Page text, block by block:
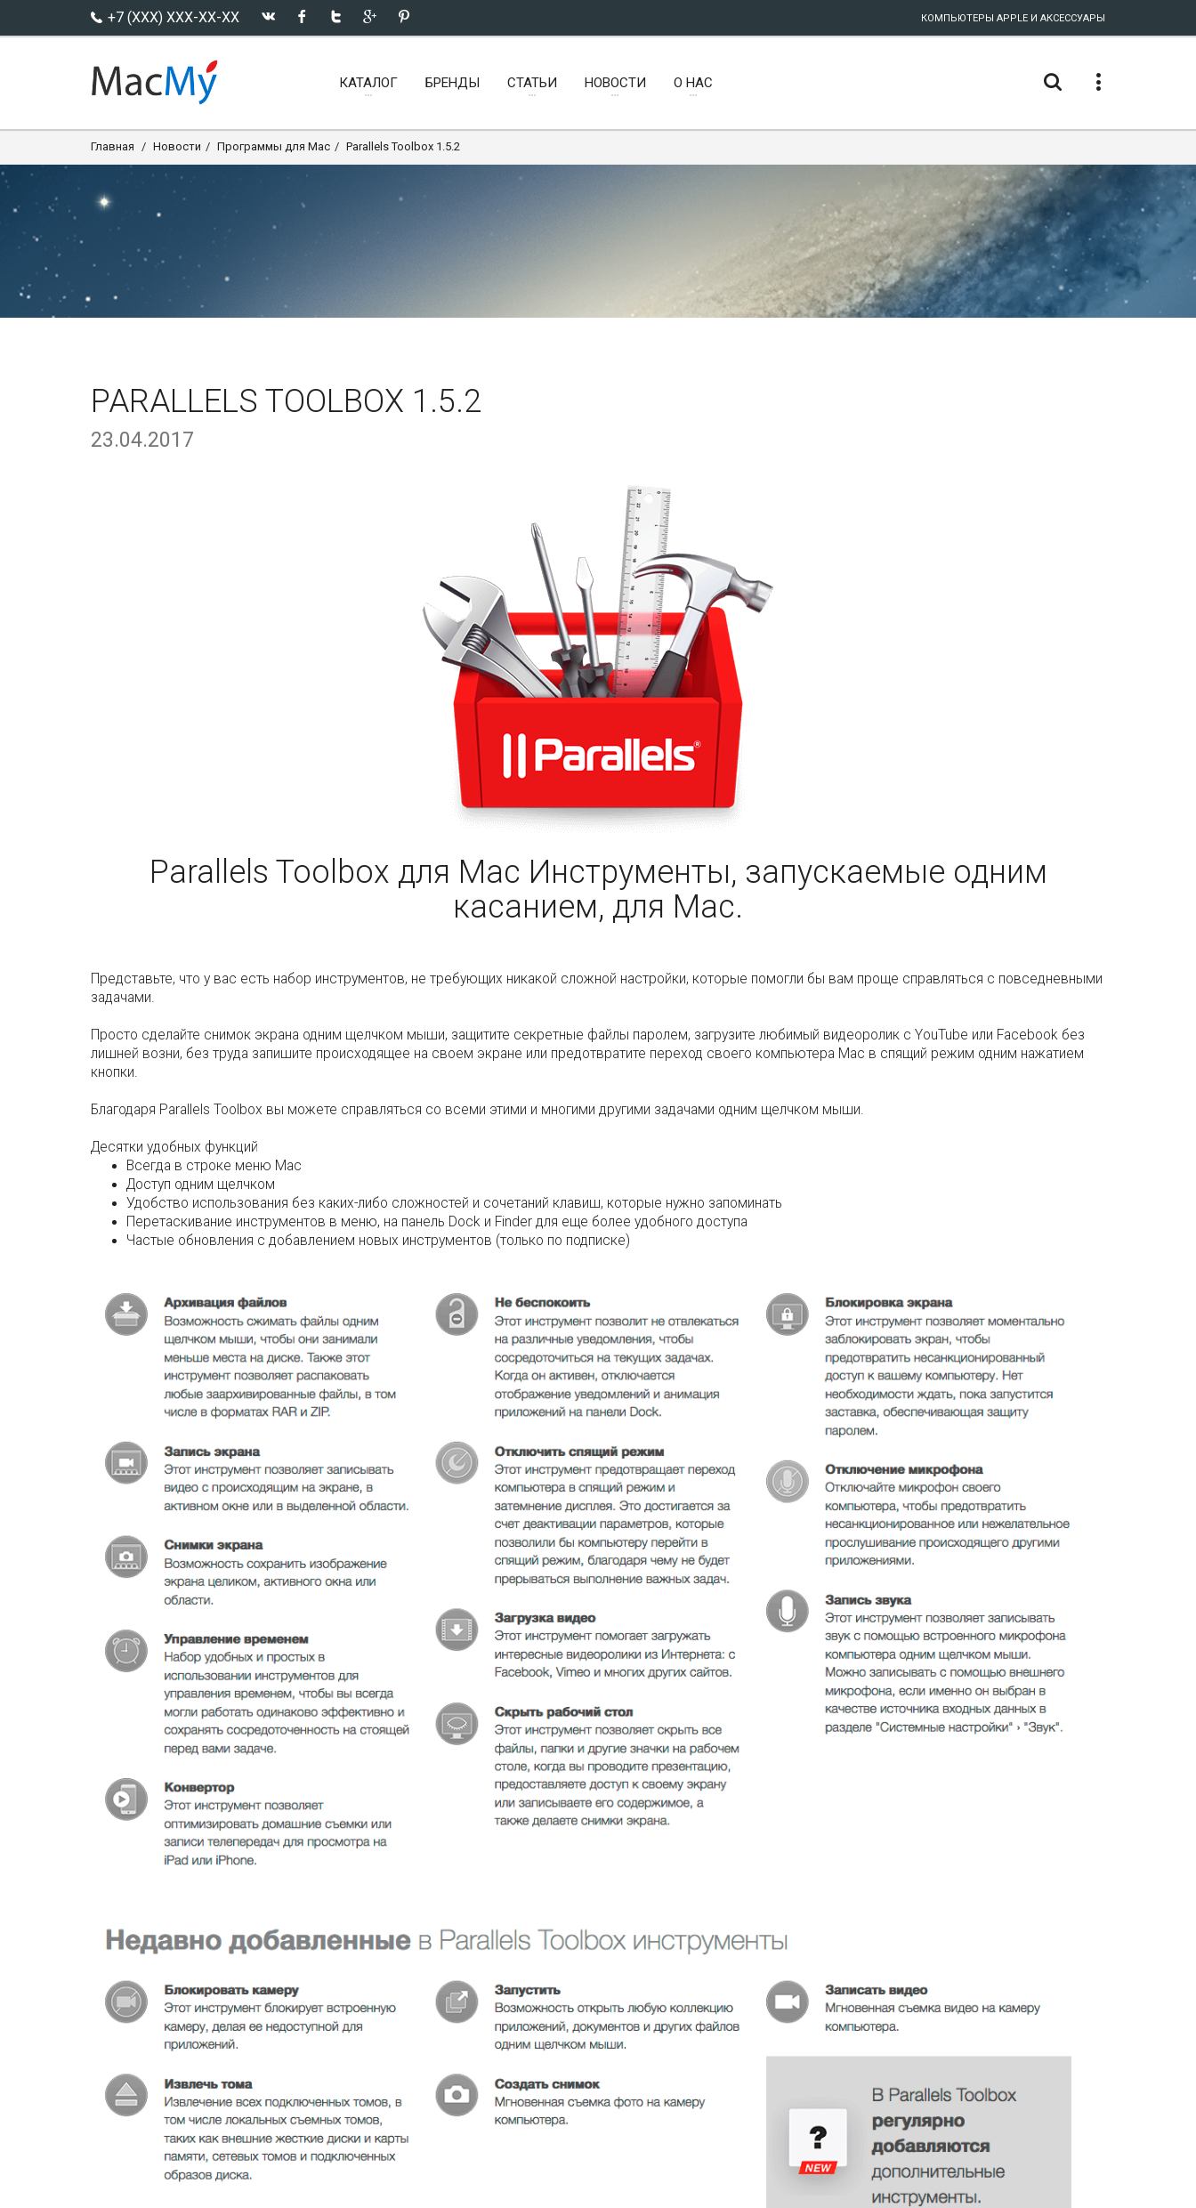
+7 (XXX) XXX-XX-XX КОМПЬЮТЕРЫ APPLE И АКСЕССУАРЫ
КАТАЛОГ БРЕНДЫ СТАТЬИ НОВОСТИ О НАС
Главная Новости Программы для Mac Parallels Toolbox 1.5.2
PARALLELS TOOLBOX 1.5.2
23.04.2017
Parallels Toolbox для Mac Инструменты, запускаемые одним
касанием, для Mac.
Представьте, что у вас есть набор инструментов, не требующих никакой сложной настройки, которые помогли бы вам проще справляться с повседневными
задачами.
Просто сделайте снимок экрана одним щелчком мыши, защитите секретные файлы паролем, загрузите любимый видеоролик с YouTube или Facebook без
лишней возни, без труда запишите происходящее на своем экране или предотвратите переход своего компьютера Mac в спящий режим одним нажатием
кнопки.
Благодаря Parallels Toolbox вы можете справляться со всеми этими и многими другими задачами одним щелчком мыши.
Десятки удобных функций
Всегда в строке меню Mac
Доступ одним щелчком
Удобство использования без каких-либо сложностей и сочетаний клавиш, которые нужно запоминать
Перетаскивание инструментов в меню, на панель Dock и Finder для еще более удобного доступа
Частые обновления с добавлением новых инструментов (только по подписке)